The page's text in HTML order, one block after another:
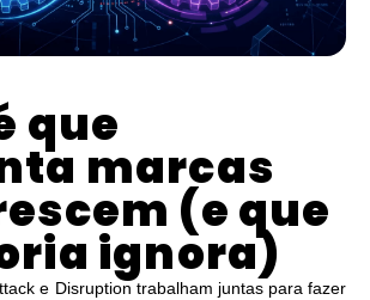
que
marcas
(e que
ignora)
e Disruption trabalham juntas para fazer